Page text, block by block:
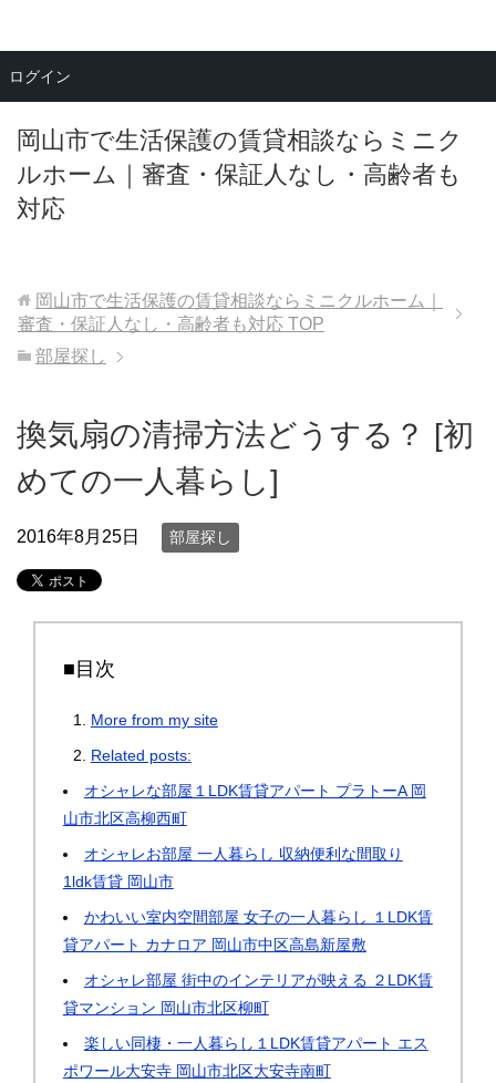
岡山市で生活保護の賃貸相談ならミニク
ルホーム｜審査・保証人なし・高齢者も
対応
メニュー
岡山市で生活保護の賃貸相談ならミニクルホーム｜
審査・保証人なし・高齢者も対応 TOP
部屋探し
換気扇の清掃方法どうする？ [初
めての一人暮らし]
2016年8月25日 部屋探し
■目次
More from my site
Related posts:
オシャレな部屋１LDK賃貸アパート プラトーA 岡
山市北区高柳西町
オシャレお部屋 一人暮らし 収納便利な間取り
1ldk賃貸 岡山市
かわいい室内空間部屋 女子の一人暮らし １LDK賃
貸アパート カナロア 岡山市中区高島新屋敷
オシャレ部屋 街中のインテリアが映える ２LDK賃
貸マンション 岡山市北区柳町
楽しい同棲・一人暮らし１LDK賃貸アパート エス
ポワール大安寺 岡山市北区大安寺南町
ログイン